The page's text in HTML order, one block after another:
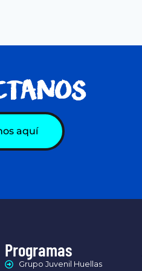
aquí
Programas
Grupo Juvenil Huellas